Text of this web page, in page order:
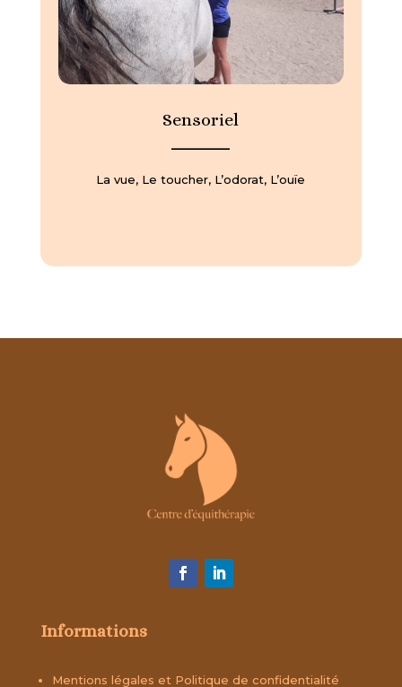
Sensoriel
—————
La vue, Le toucher, L’odorat, L’ouïe
Informations
Mentions légales et Politique de confidentialité